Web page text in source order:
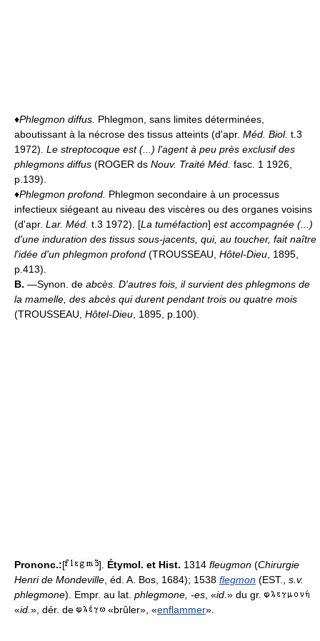
♦Phlegmon diffus. Phlegmon, sans limites déterminées,
aboutissant à la nécrose des tissus atteints (d'apr. Méd. Biol. t.3
1972). Le streptocoque est (...) l'agent à peu près exclusif des
phlegmons diffus (ROGER ds Nouv. Traité Méd. fasc. 1 1926,
p.139).
♦Phlegmon profond. Phlegmon secondaire à un processus
infectieux siégeant au niveau des viscères ou des organes voisins
(d'apr. Lar. Méd. t.3 1972). [La tuméfaction] est accompagnée (...)
d'une induration des tissus sous-jacents, qui, au toucher, fait naître
l'idée d'un phlegmon profond (TROUSSEAU, Hôtel-Dieu , 1895,
p.413).
B. —Synon. de abcès. D'autres fois, il survient des phlegmons de
la mamelle, des abcès qui durent pendant trois ou quatre mois
(TROUSSEAU, Hôtel-Dieu , 1895, p.100).
Prononc.:[ ]. Étymol. et Hist. 1314 fleugmon (Chirurgie
Henri de Mondeville , éd. A. Bos, 1684); 1538 flegmon (EST., s.v.
phlegmone). Empr. au lat. phlegmone, -es , «id. » du gr.
«id. », dér. de «brûler», «enflammer».